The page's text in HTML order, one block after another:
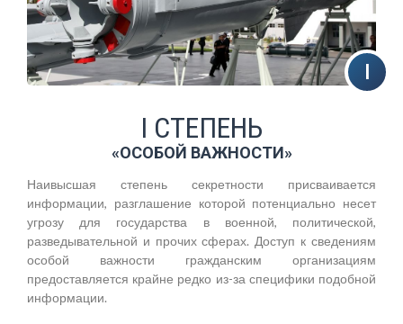
I СТЕПЕНЬ
«ОСОБОЙ ВАЖНОСТИ»
Наивысшая степень секретности присваивается
информации, разглашение которой потенциально несет
угрозу для государства в военной, политической,
разведывательной и прочих сферах. Доступ к сведениям
особой важности гражданским организациям
предоставляется крайне редко из-за специфики подобной
информации.